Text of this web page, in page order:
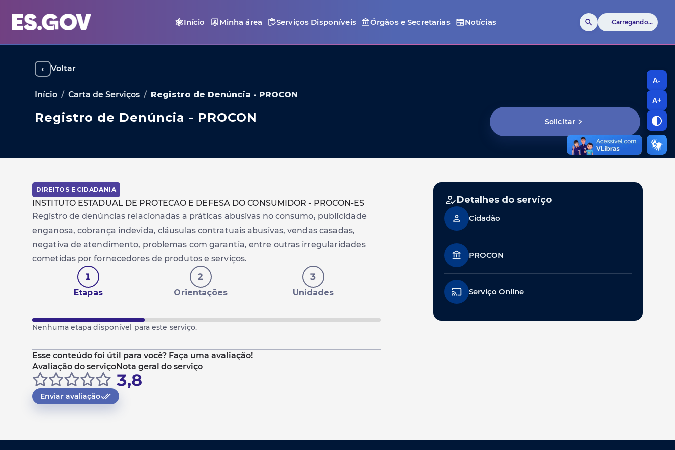
A-
A+
Início Minha área Serviços Disponíveis Órgãos e Secretarias Notícias Carregando...
‹ Voltar
Início / Carta de Serviços / Registro de Denúncia - PROCON
Registro de Denúncia - PROCON Solicitar
DIREITOS E CIDADANIA
INSTITUTO ESTADUAL DE PROTECAO E DEFESA DO CONSUMIDOR - PROCON-ES
Registro de denúncias relacionadas a práticas abusivas no consumo, publicidade
enganosa, cobrança indevida, cláusulas contratuais abusivas, vendas casadas,
negativa de atendimento, problemas com garantia, entre outras irregularidades
cometidas por fornecedores de produtos e serviços.
1
Etapas
2
Orientações
3
Unidades
Nenhuma etapa disponível para este serviço.
Esse conteúdo foi útil para você? Faça uma avaliação!
Avaliação do serviçoNota geral do serviço
3,8
Enviar avaliação
Detalhes do serviço
Cidadão
PROCON
Serviço Online